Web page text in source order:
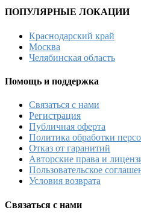
ПОПУЛЯРНЫЕ ЛОКАЦИИ
Краснодарский край
Москва
Челябинская область
Помощь и поддержка
Связаться с нами
Регистрация
Публичная оферта
Политика обработки
Отказ от гаранитий
Авторские права и
Пользовательское
Условия возврата
Связаться с нами